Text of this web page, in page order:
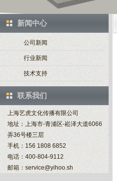
新闻中心
公司新闻
行业新闻
技术支持
联系我们
上海艺虎文化传播有限公司
地址：上海市-青浦区-崧泽大道6066
弄36号楼三层
手机：156 1808 6852
电话：400-804-9112
邮箱：service@yihoo.sh